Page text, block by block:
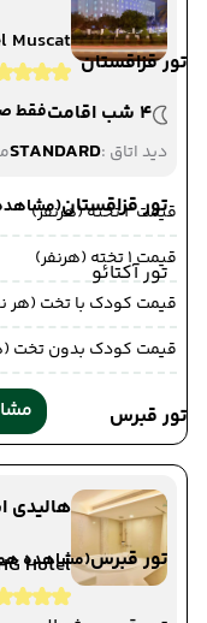
تور قزاقستان
تور قزاقستان
تور آکتائو
تور قبرس
تور قبرس(مشاهده
Muscat
4 شب اقامت
فقط
دید اتاق :STANDARD
قیمت 2 تخته (هرنفر)
قیمت 1 تخته (هرنفر)
قیمت کودک با تخت (هر
قیمت کودک بدون تخت
هالیدی
Hotel